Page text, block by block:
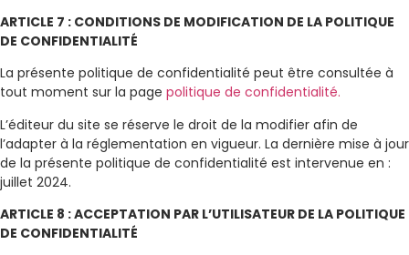
ARTICLE 7 : CONDITIONS DE MODIFICATION DE LA POLITIQUE
DE CONFIDENTIALITÉ
La présente politique de confidentialité peut être consultée à
tout moment sur la page politique de confidentialité.
L’éditeur du site se réserve le droit de la modifier afin de
l’adapter à la réglementation en vigueur. La dernière mise à jour
de la présente politique de confidentialité est intervenue en :
juillet 2024.
ARTICLE 8 : ACCEPTATION PAR L’UTILISATEUR DE LA POLITIQUE
DE CONFIDENTIALITÉ